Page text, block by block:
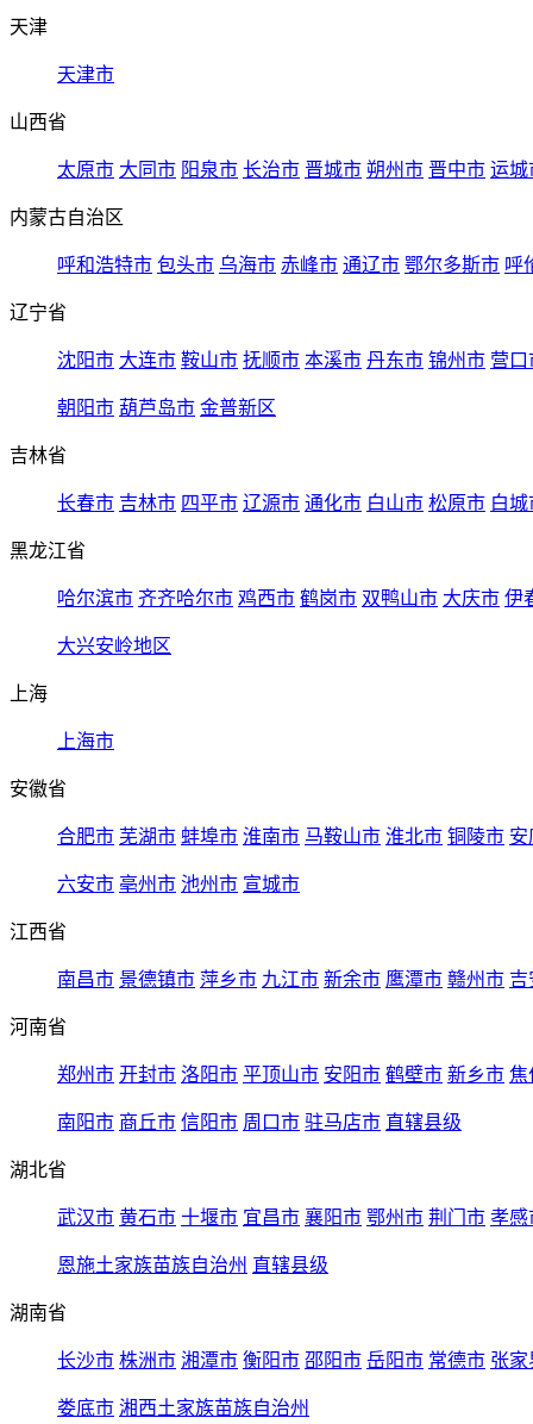
天津
天津市
山西省
太原市 大同市 阳泉市 长治市 晋城市 朔州市 晋中市 运城
内蒙古自治区
呼和浩特市 包头市 乌海市 赤峰市 通辽市 鄂尔多斯市 呼
辽宁省
沈阳市 大连市 鞍山市 抚顺市 本溪市 丹东市 锦州市 营口
朝阳市 葫芦岛市 金普新区
吉林省
长春市 吉林市 四平市 辽源市 通化市 白山市 松原市 白城
黑龙江省
哈尔滨市 齐齐哈尔市 鸡西市 鹤岗市 双鸭山市 大庆市 伊
大兴安岭地区
上海
上海市
安徽省
合肥市 芜湖市 蚌埠市 淮南市 马鞍山市 淮北市 铜陵市 安
六安市 亳州市 池州市 宣城市
江西省
南昌市 景德镇市 萍乡市 九江市 新余市 鹰潭市 赣州市 吉
河南省
郑州市 开封市 洛阳市 平顶山市 安阳市 鹤壁市 新乡市 焦
南阳市 商丘市 信阳市 周口市 驻马店市 直辖县级
湖北省
武汉市 黄石市 十堰市 宜昌市 襄阳市 鄂州市 荆门市 孝感
恩施土家族苗族自治州 直辖县级
湖南省
长沙市 株洲市 湘潭市 衡阳市 邵阳市 岳阳市 常德市 张家
娄底市 湘西土家族苗族自治州